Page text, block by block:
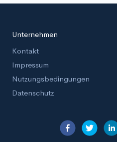
Unternehmen
Kontakt
Impressum
Nutzungsbedingungen
Datenschutz